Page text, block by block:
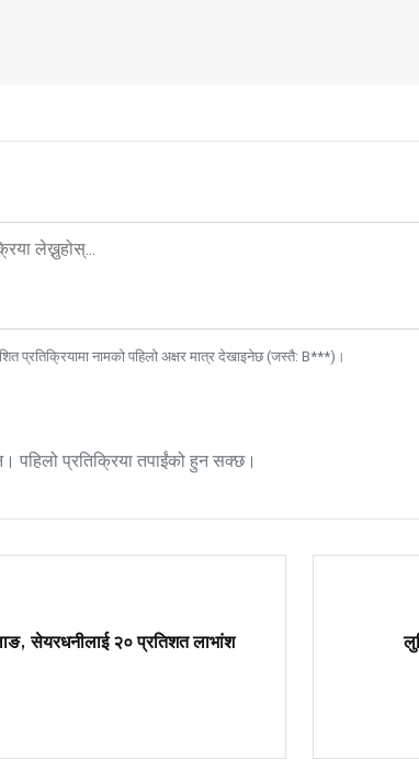
प्रतिक्रियामा नामको पहिलो अक्षर मात्र देखाइनेछ (जस्तै: B***)।
पहिलो प्रतिक्रिया तपाईंको हुन सक्छ।
सेयरधनीलाई २० प्रतिशत लाभांश